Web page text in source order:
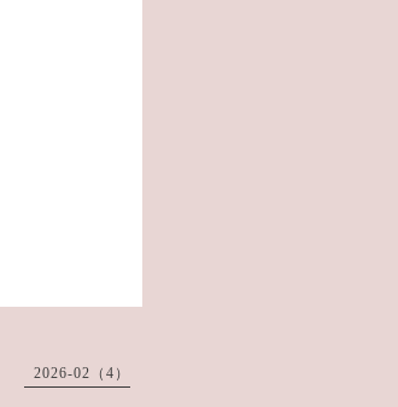
2026-02（4）